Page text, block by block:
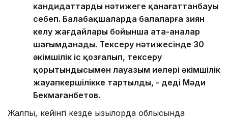
кандидаттардың нәтижеге қанағаттанбауы
себеп. Балабақшаларда балаларға зиян
келу жағдайлары бойынша ата-аналар
шағымданады. Тексеру нәтижесінде 30
әкімшілік іс қозғалып, тексеру
қорытындысымен лауазым иелері әкімшілік
жауапкершілікке тартылды, - деді Мәди
Бекмағанбетов.
Жалпы, кейінгі кезде Қызылорда облысында